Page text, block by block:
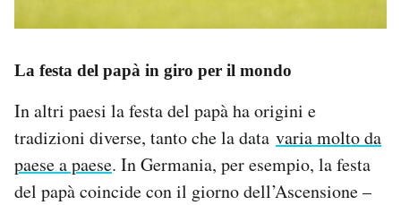
La festa del papà in giro per il mondo
In altri paesi la festa del papà ha origini e
tradizioni diverse, tanto che la data varia molto da
paese a paese. In Germania, per esempio, la festa
del papà coincide con il giorno dell’Ascensione –